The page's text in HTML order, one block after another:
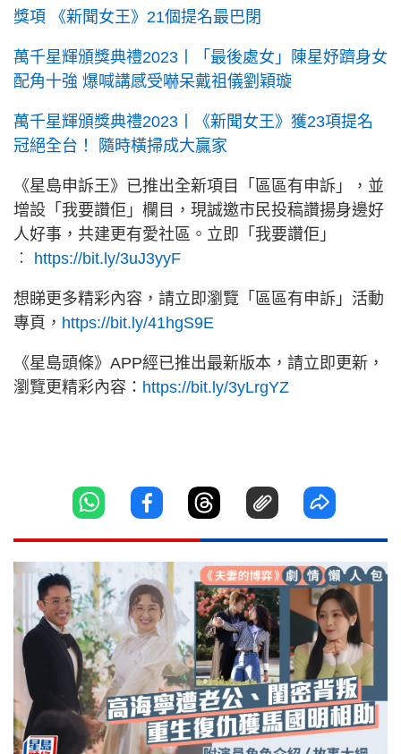
獎項 《新聞女王》21個提名最巴閉
萬千星輝頒獎典禮2023丨「最後處女」陳星妤躋身女
配角十強 爆喊講感受嚇呆戴祖儀劉穎璇
萬千星輝頒獎典禮2023丨《新聞女王》獲23項提名
冠絕全台！ 隨時橫掃成大贏家
《星島申訴王》已推出全新項目「區區有申訴」，並
增設「我要讚佢」欄目，現誠邀市民投稿讚揚身邊好
人好事，共建更有愛社區。立即「我要讚佢」
︰ https://bit.ly/3uJ3yyF
想睇更多精彩內容，請立即瀏覽「區區有申訴」活動
專頁， https://bit.ly/41hgS9E
《星島頭條》APP經已推出最新版本，請立即更新，
瀏覽更精彩內容： https://bit.ly/3yLrgYZ